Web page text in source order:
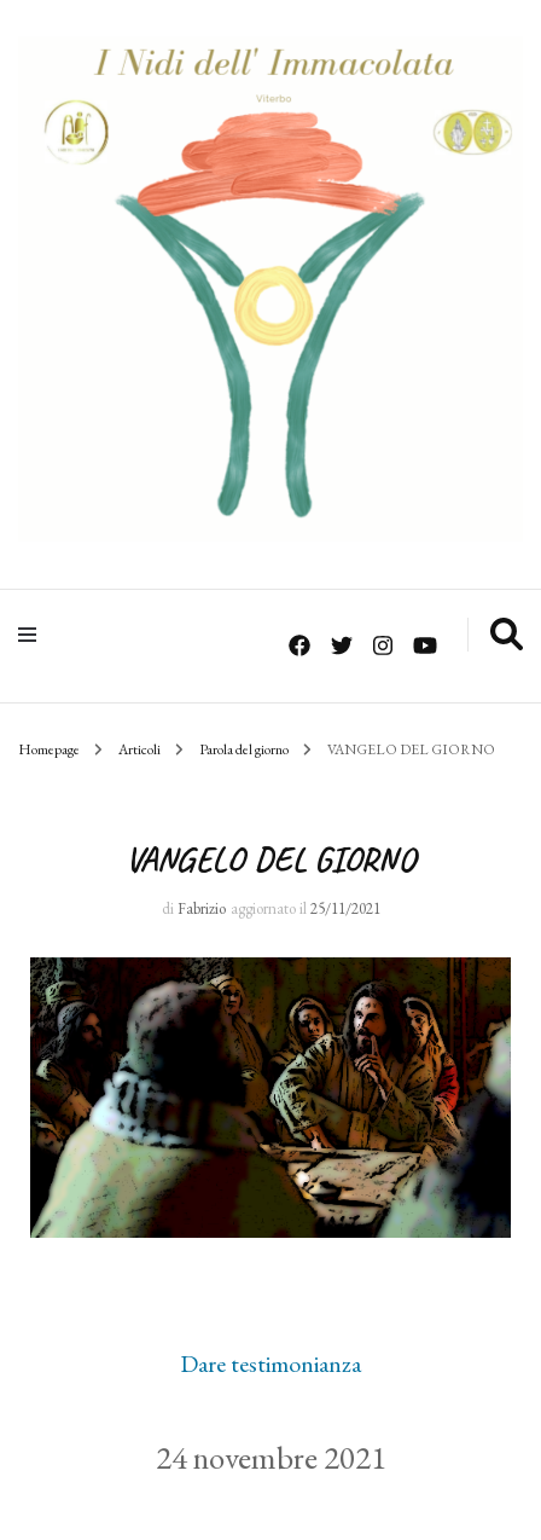
Homepage Articoli Parola del giorno VANGELO DEL GIORNO
VANGELO DEL GIORNO
di Fabrizio aggiornato il25/11/2021
Dare testimonianza
24 novembre 2021